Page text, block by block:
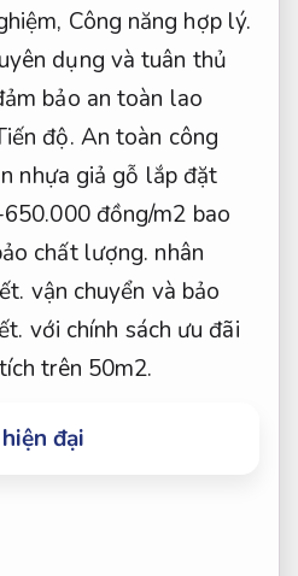
Công năng hợp lý.
dụng và tuân thủ
bảo an toàn lao
độ. An toàn công
nhựa giả gỗ lắp đặt
đồng/m2 bao
chất lượng. nhân
vận chuyển và bảo
với chính sách ưu đãi
trên 50m2.
đại